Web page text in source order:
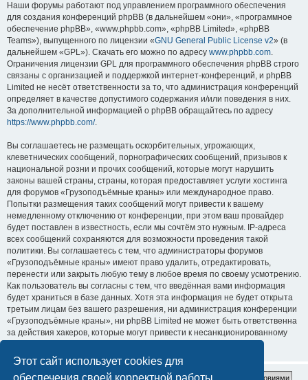
Этот сайт использует cookies для
обеспечения своей корректной работы.
Наши форумы работают под управлением программного обеспечения
для создания конференций phpBB (в дальнейшем «они», «программное
обеспечение phpBB», «www.phpbb.com», «phpBB Limited», «phpBB
Teams»), выпущенного по лицензии «GNU General Public License v2» (в
дальнейшем «GPL»). Скачать его можно по адресу www.phpbb.com.
Ограничения лицензии GPL для программного обеспечения phpBB строго
связаны с организацией и поддержкой интернет-конференций, и phpBB
Limited не несёт ответственности за то, что администрация конференций
определяет в качестве допустимого содержания и/или поведения в них.
За дополнительной информацией о phpBB обращайтесь по адресу
https://www.phpbb.com/.
Вы соглашаетесь не размещать оскорбительных, угрожающих,
клеветнических сообщений, порнографических сообщений, призывов к
национальной розни и прочих сообщений, которые могут нарушить
законы вашей страны, страны, которая предоставляет услуги хостинга
для форумов «Грузоподъёмные краны» или международное право.
Попытки размещения таких сообщений могут привести к вашему
немедленному отключению от конференции, при этом ваш провайдер
будет поставлен в известность, если мы сочтём это нужным. IP-адреса
всех сообщений сохраняются для возможности проведения такой
политики. Вы соглашаетесь с тем, что администраторы форумов
«Грузоподъёмные краны» имеют право удалить, отредактировать,
перенести или закрыть любую тему в любое время по своему усмотрению.
Как пользователь вы согласны с тем, что введённая вами информация
будет храниться в базе данных. Хотя эта информация не будет открыта
третьим лицам без вашего разрешения, ни администрация конференции
«Грузоподъёмные краны», ни phpBB Limited не может быть ответственна
за действия хакеров, которые могут привести к несанкционированному